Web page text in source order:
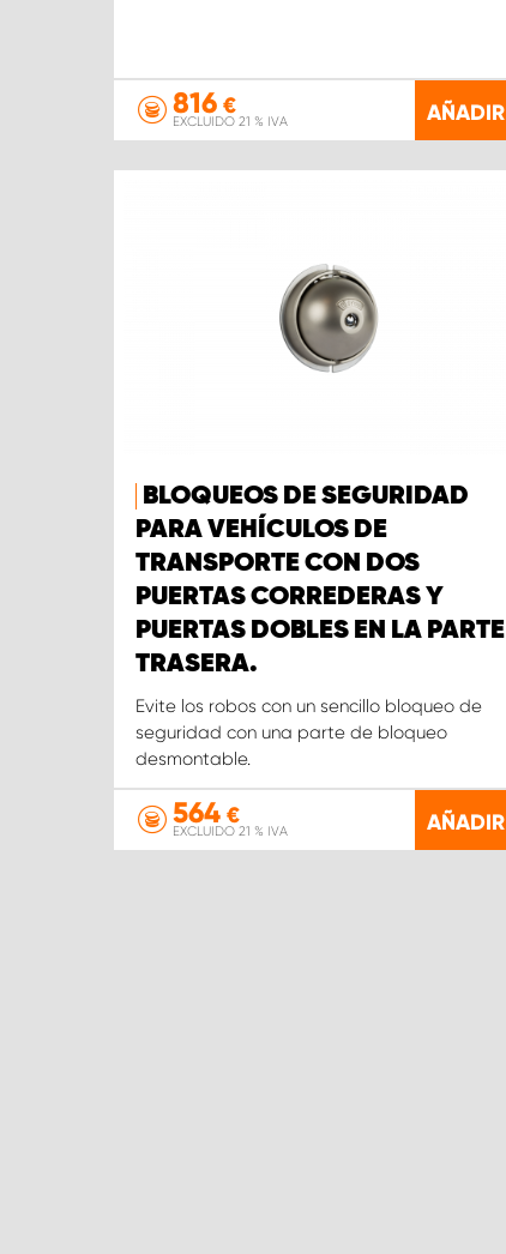
816 €
EXCLUIDO 21 % IVA AÑADIR
BLOQUEOS DE SEGURIDAD
PARA VEHÍCULOS DE
TRANSPORTE CON DOS
PUERTAS CORREDERAS Y
PUERTAS DOBLES EN LA PARTE
TRASERA.
Evite los robos con un sencillo bloqueo de
seguridad con una parte de bloqueo
desmontable.
564 €
EXCLUIDO 21 % IVA AÑADIR